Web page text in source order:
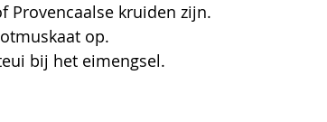
Provencaalse kruiden zijn.
op.
bij het eimengsel.